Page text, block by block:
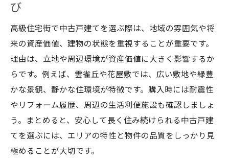
び
高級住宅街で中古戸建てを選ぶ際は、地域の雰囲気や将
来の資産価値、建物の状態を重視することが重要です。
理由は、立地や周辺環境が資産価値に大きく影響するか
らです。例えば、雲雀丘や花屋敷では、広い敷地や緑豊
かな景観、静かな住環境が特徴です。購入時には耐震性
やリフォーム履歴、周辺の生活利便施設も確認しましょ
う。まとめると、安心して長く住み続けられる中古戸建
てを選ぶには、エリアの特性と物件の品質をしっかり見
極めることが大切です。